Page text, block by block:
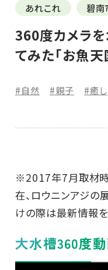
あれこれ 碧南
360度カメラ
てみた「お魚天
#自然 #親子 #癒し
※2017年7月取材
在、ロウニンアジの
けの際は最新情報を
大水槽360度